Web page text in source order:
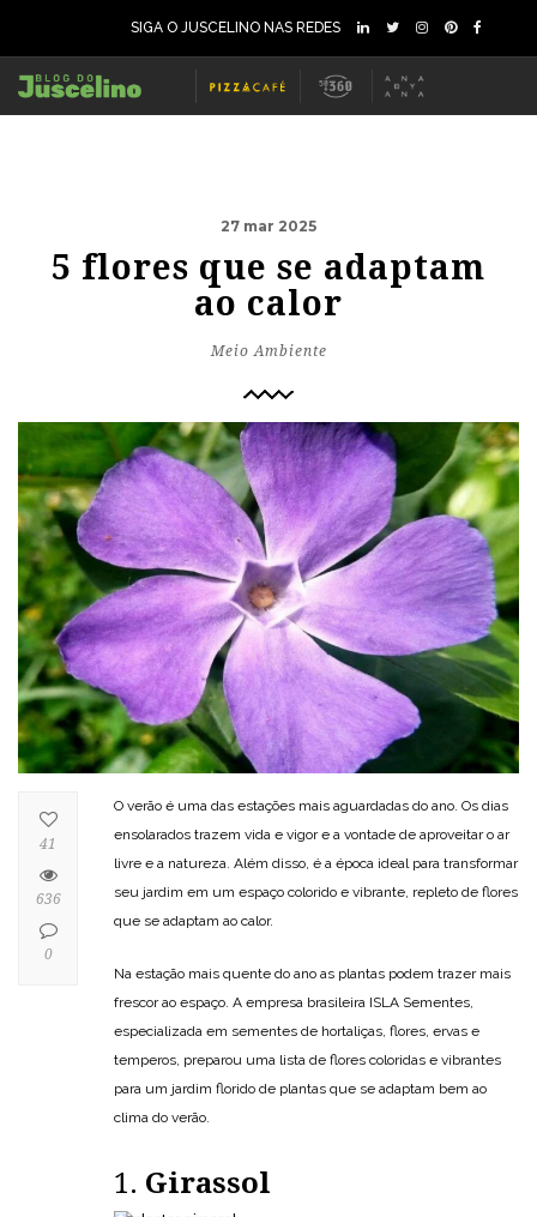
SIGA O JUSCELINO NAS REDES
27 mar 2025
5 flores que se adaptam
ao calor
Meio Ambiente
O verão é uma das estações mais aguardadas do ano. Os dias
ensolarados trazem vida e vigor e a vontade de aproveitar o ar
livre e a natureza. Além disso, é a época ideal para transformar
seu jardim em um espaço colorido e vibrante, repleto de flores
que se adaptam ao calor.
Na estação mais quente do ano as plantas podem trazer mais
frescor ao espaço. A empresa brasileira ISLA Sementes,
especializada em sementes de hortaliças, flores, ervas e
temperos, preparou uma lista de flores coloridas e vibrantes
para um jardim florido de plantas que se adaptam bem ao
clima do verão.
1. Girassol
41
636
0